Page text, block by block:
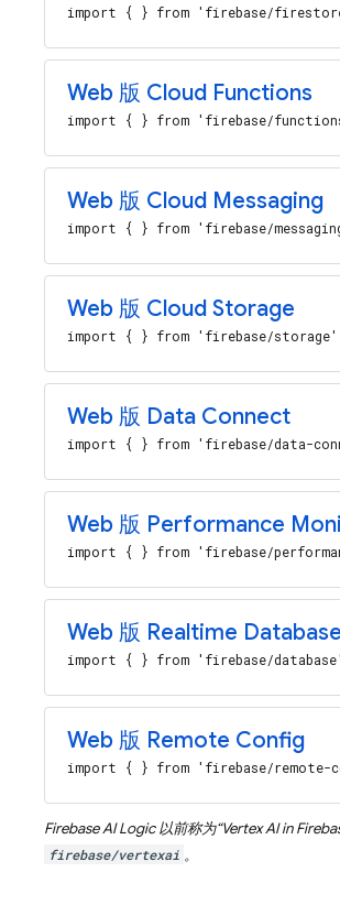
import { } from 'firebase/
Web 版 Cloud Functions
import { } from 'firebase/
Web 版 Cloud Messaging
import { } from 'firebase/
Web 版 Cloud Storage
import { } from 'firebase/
Web 版 Data Connect
import { } from 'firebase/data-
Web 版 Performance
import { } from 'firebase/
Web 版 Realtime Database
import { } from 'firebase/
Web 版 Remote Config
import { } from 'firebase/remote-
Firebase AI Logic以前称为“Vertex AI in
firebase/vertexai 。